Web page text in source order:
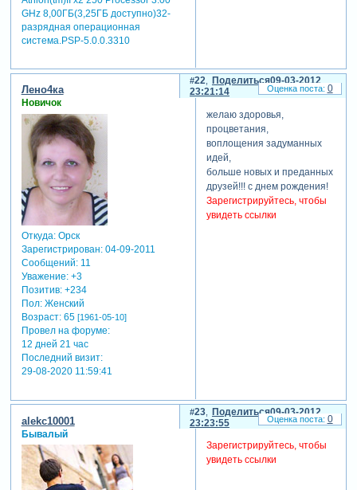
GHz 8,00ГБ(3,25ГБ доступно)32-
разрядная операционная
система.PSP-5.0.0.3310
Поделиться
22
09-03-2012
23:21:14
Лено4ка
Новичок
Откуда:Орск
Зарегистрирован: 04-09-2011
Сообщений:11
Уважение: +3
Позитив: +234
Пол:Женский
Возраст:65 [1961-05-10]
Провел на форуме:
12 дней 21 час
Последний визит:
29-08-2020 11:59:41
желаю здоровья,
процветания,
воплощения задуманных
идей,
больше новых и преданных
друзей!!! с днем рождения!
Зарегистрируйтесь, чтобы
увидеть ссылки
0
Поделиться
23
09-03-2012
23:23:55
alekc10001
Бывалый
Зарегистрируйтесь, чтобы
увидеть ссылки
0